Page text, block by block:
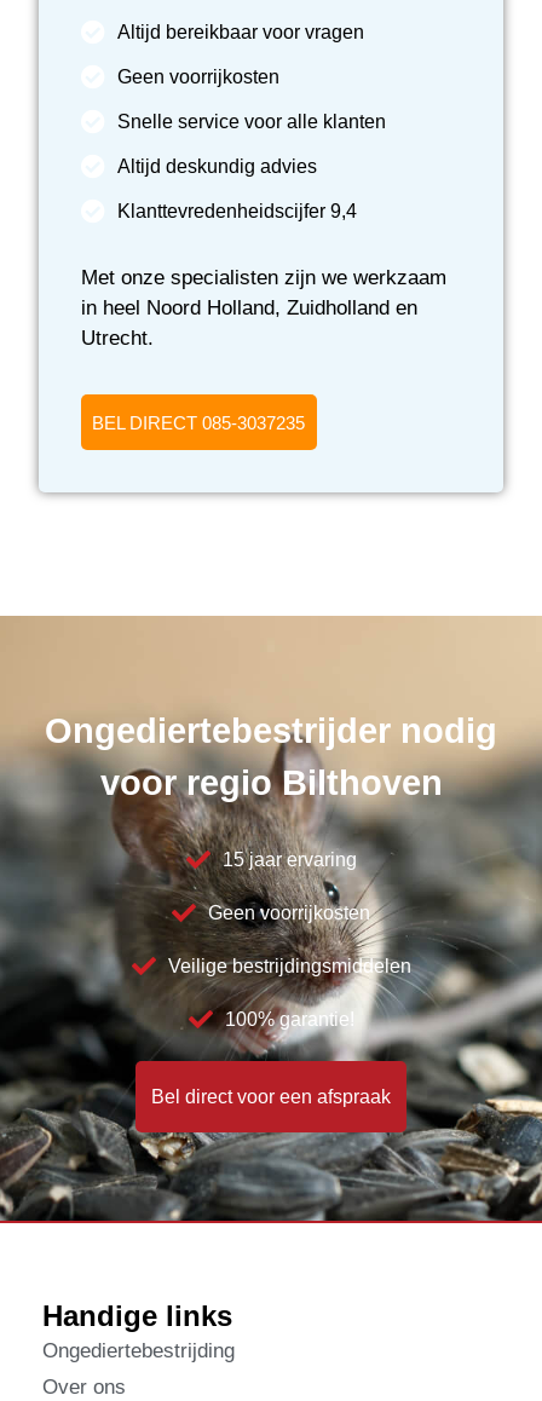
Altijd bereikbaar voor vragen
Geen voorrijkosten
Snelle service voor alle klanten
Altijd deskundig advies
Klanttevredenheidscijfer 9,4
Met onze specialisten zijn we werkzaam
in heel Noord Holland, Zuidholland en
Utrecht.
BEL DIRECT 085-3037235
Ongediertebestrijder nodig
voor regio Bilthoven
15 jaar ervaring
Geen voorrijkosten
Veilige bestrijdingsmiddelen
100% garantie!
Bel direct voor een afspraak
Handige links
Ongediertebestrijding
Over ons